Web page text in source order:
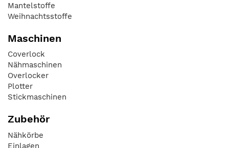
Mantelstoffe
Weihnachtsstoffe
Maschinen
Coverlock
Nähmaschinen
Overlocker
Plotter
Stickmaschinen
Zubehör
Nähkörbe
Einlagen